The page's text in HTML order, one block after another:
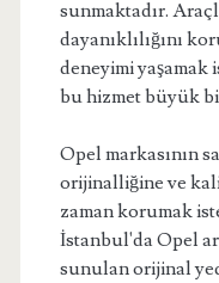
sunmaktadır.
dayanıklılığını
deneyimi yaşamak
bu hizmet büyük
Opel markasının
orijinalliğine ve
zaman korumak
İstanbul'da Opel
sunulan orijinal